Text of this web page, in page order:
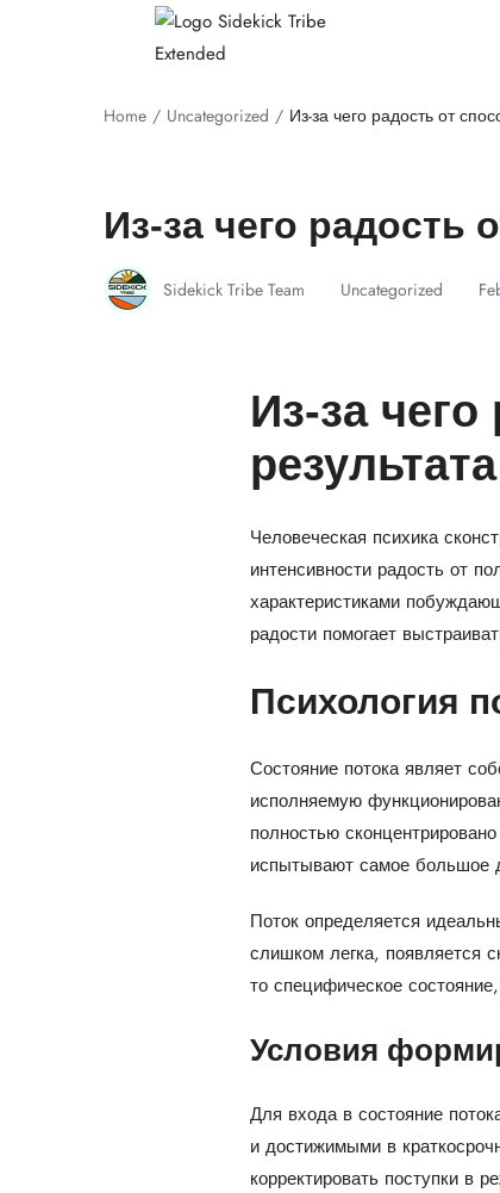
Home Uncategorized Из-за чего радость от
Из-за чего радость
Sidekick Tribe Team Uncategorized
Из-за
результата
Человеческая психика
интенсивности радость от
характеристиками
радости помогает
Психология
Состояние потока являет
исполняемую
полностью
испытывают самое большое
Поток определяется
слишком легка, появляется
то специфическое
Условия
Для входа в состояние
и достижимыми в
корректировать поступки в